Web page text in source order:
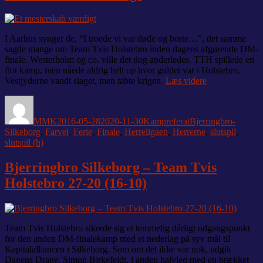
I Aarhus synger de, “I troede vi var døde og borte…”, det samme
sagde mange om Team Tvis Holstebro inden dagens afgørende DM-
finale. Westerholm og co. ville det dog anderledes. TTH spillede en
flot kamp, men nåede aldrig helt op hvor guldet var i Holstebro.
Vestjyderne vandt slaget, men tabte krigen. Læs videre“Et
MMK2016-05-282020-11-30KampreferatBjerringbro-
Silkeborg, Farvel, Ferie, Finale, Herreligaen, Herrerne, slutspil,
slutspil (h)
Bjerringbro Silkeborg – Team Tvis
Holstebro 27-20 (16-10)
Team Tvis Holstebro sikrede sig et temmelig dårligt udgangspunkt
for den anden DM-finalekamp med et nederlag på syv mål til
Kapitalalliancen i Silkeborg. Som om det ikke var nok, udgik
Dagens Drage, Simon Birkefeldt, i anden halvleg med en brækket